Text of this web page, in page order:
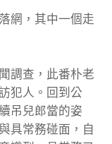
網，其中一個走
調查，此番朴老
犯人。回到公
吊兒郎當的姿
具常務碰面，自